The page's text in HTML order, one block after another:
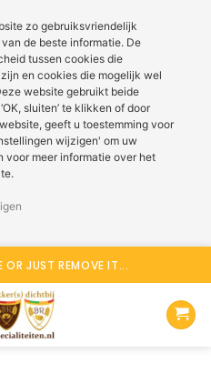
OR JUST REMOVE IT...
zo gebruiksvriendelijk
de beste informatie. De
tussen cookies die
en cookies die mogelijk wel
website gebruikt beide
sluiten’ te klikken of door
geeft u toestemming voor
wijzigen' om uw
voor meer informatie over het